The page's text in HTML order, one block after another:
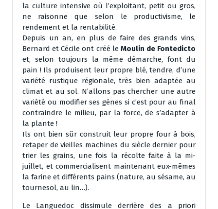
la culture intensive où l’exploitant, petit ou gros,
ne raisonne que selon le productivisme, le
rendement et la rentabilité.
Depuis un an, en plus de faire des grands vins,
Bernard et Cécile ont créé le Moulin de Fontedicto
et, selon toujours la même démarche, font du
pain ! Ils produisent leur propre blé, tendre, d’une
variété rustique régionale, très bien adaptée au
climat et au sol. N’allons pas chercher une autre
variété ou modifier ses gènes si c’est pour au final
contraindre le milieu, par la force, de s’adapter à
la plante !
Ils ont bien sûr construit leur propre four à bois,
retaper de vieilles machines du siècle dernier pour
trier les grains, une fois la récolte faite à la mi-
juillet, et commercialisent maintenant eux-mêmes
la farine et différents pains (nature, au sésame, au
tournesol, au lin…).
Le Languedoc dissimule derrière des a priori